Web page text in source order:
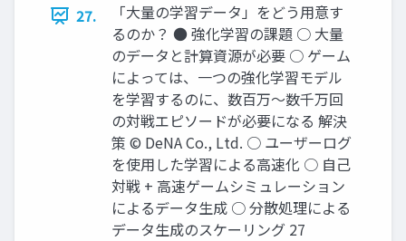
27.
「大量の学習データ」をどう用意す
るのか？ ● 強化学習の課題 ○ 大量
のデータと計算資源が必要 ○ ゲーム
によっては、一つの強化学習モデル
を学習するのに、数百万〜数千万回
の対戦エピソードが必要になる 解決
策 © DeNA Co., Ltd. ○ ユーザーログ
を使用した学習による高速化 ○ 自己
対戦 + 高速ゲームシミュレーション
によるデータ生成 ○ 分散処理による
データ生成のスケーリング 27